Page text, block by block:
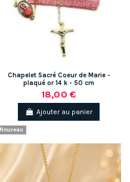
Chapelet Sacré Coeur de Marie -
plaqué or 14 k - 50 cm
18,00 €
Ajouter au panier
Nouveau